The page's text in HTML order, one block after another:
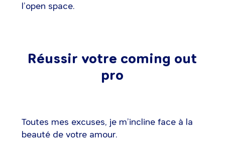
l’open space.
Réussir votre coming out
pro
Toutes mes excuses, je m’incline face à la
beauté de votre amour.